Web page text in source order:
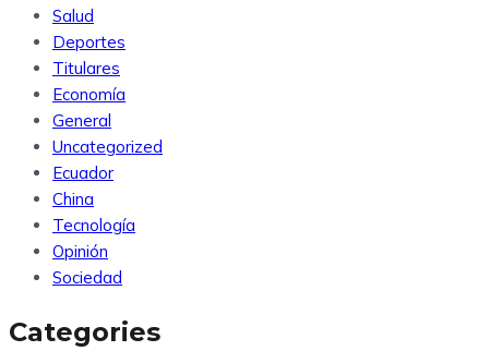
Salud
Deportes
Titulares
Economía
General
Uncategorized
Ecuador
China
Tecnología
Opinión
Sociedad
Categories